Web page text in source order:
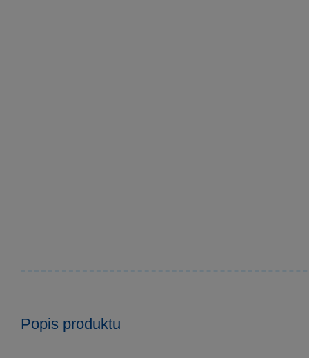
Popis produktu